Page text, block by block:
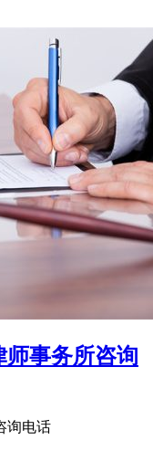
事务所咨询
询电话